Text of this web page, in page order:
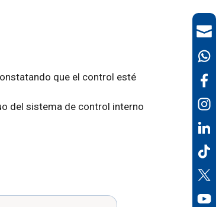
que el control esté
del sistema de control interno